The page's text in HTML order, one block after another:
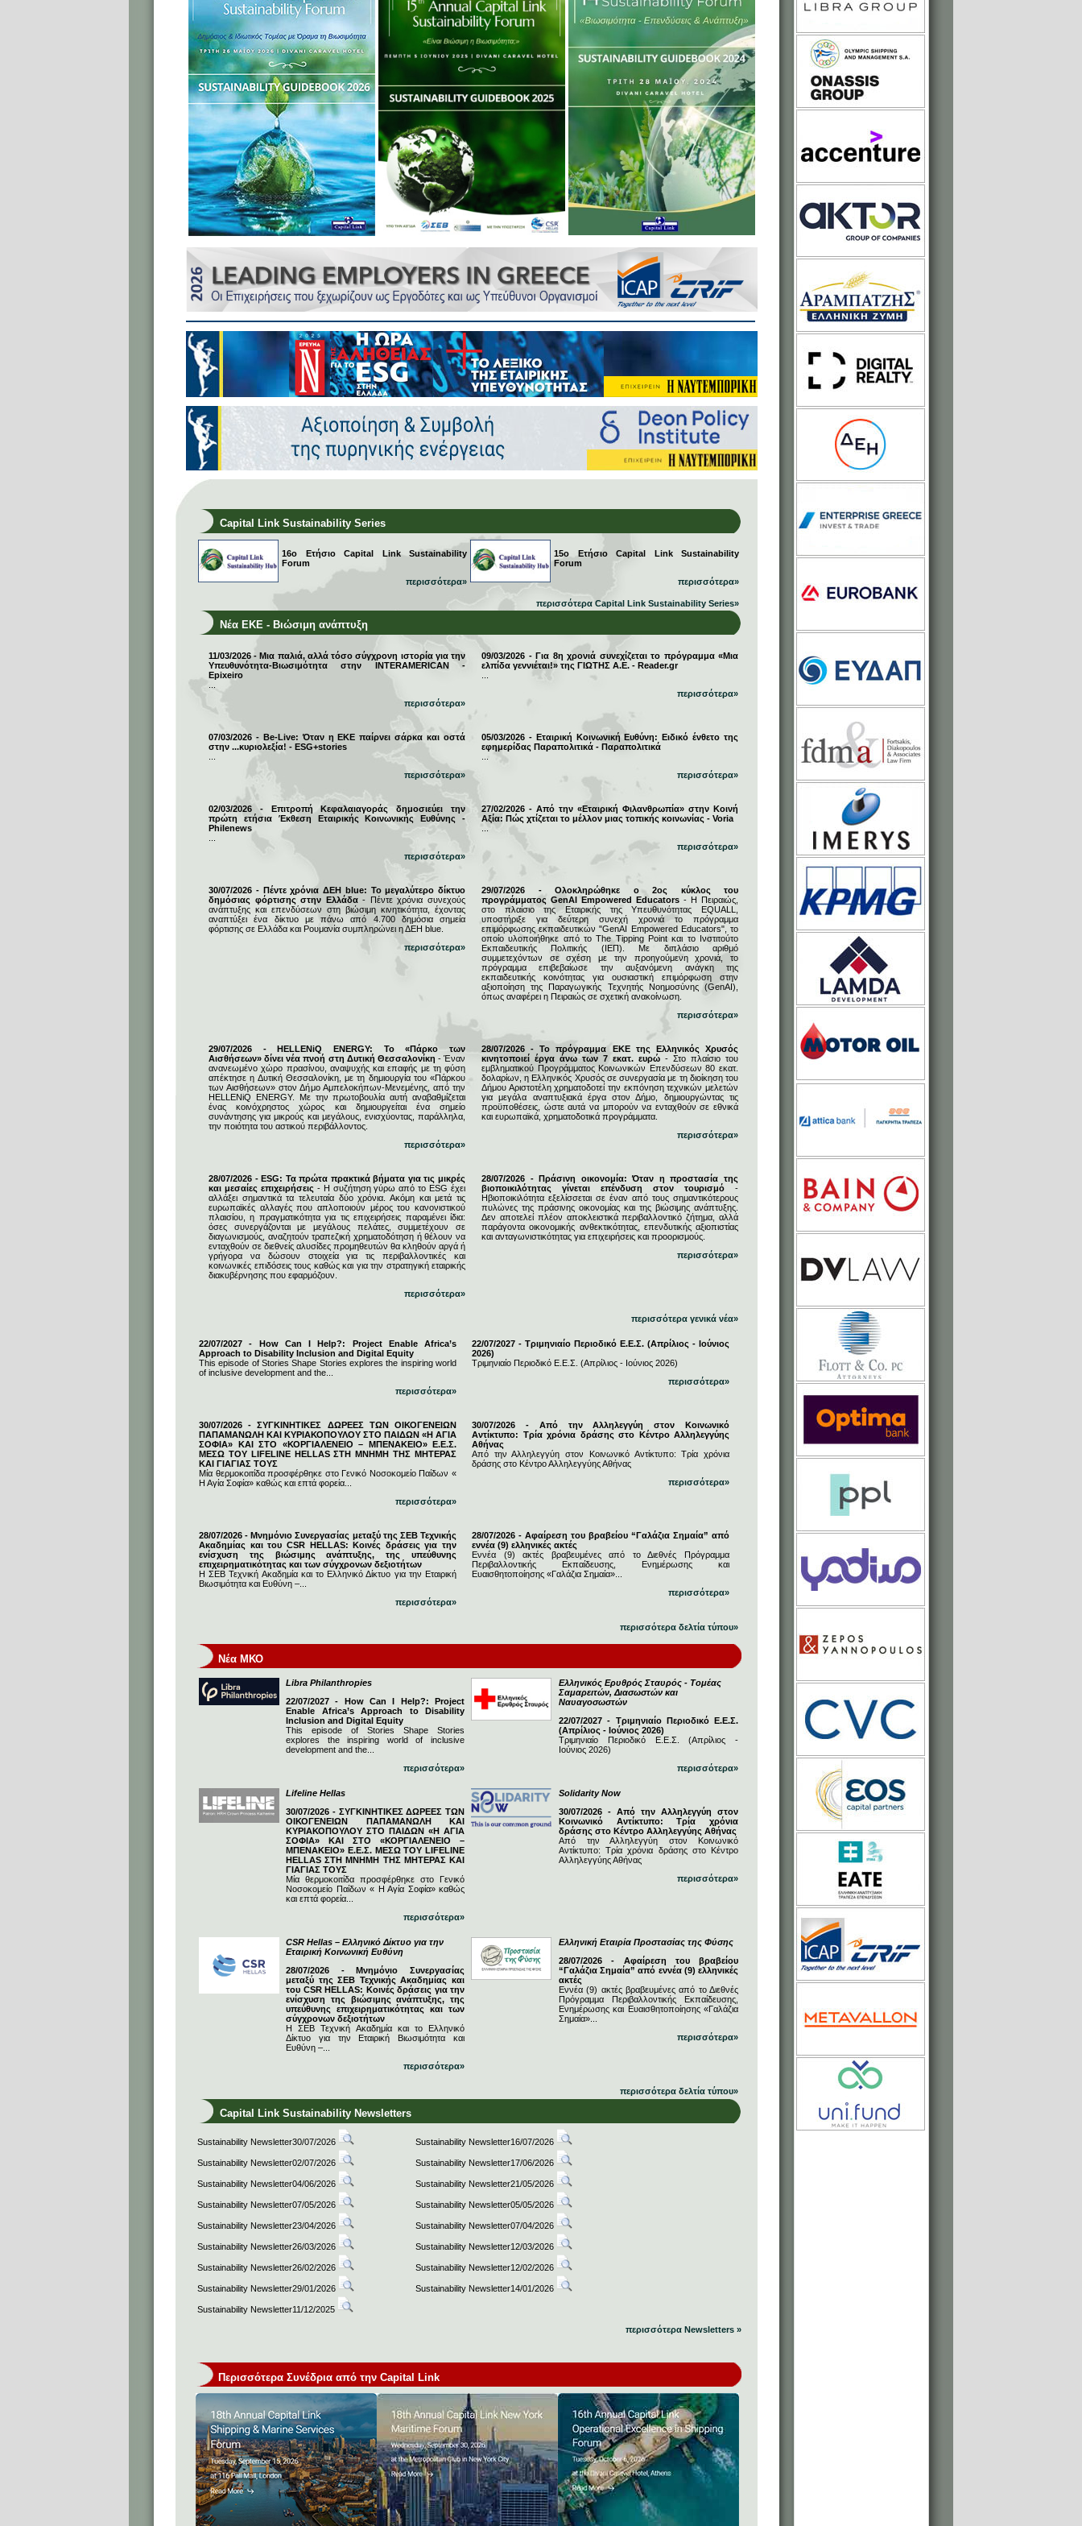
Capital Link Sustainability Series
16ο Ετήσιο Capital Link Sustainability
Forum
περισσότερα»
15ο Ετήσιο Capital Link Sustainability
Forum
περισσότερα»
περισσότερα Capital Link Sustainability Series»
Νέα ΕΚΕ - Βιώσιμη ανάπτυξη
11/03/2026 - Μια παλιά, αλλά τόσο σύγχρονη ιστορία για την
Υπευθυνότητα-Βιωσιμότητα στην INTERAMERICAN -
Epixeiro
περισσότερα»
09/03/2026 - Για 8η χρονιά συνεχίζεται το πρόγραμμα «Μια
ελπίδα γεννιέται!» της ΓΙΩΤΗΣ Α.Ε. - Reader.gr
περισσότερα»
07/03/2026 - Be-Live: Όταν η ΕΚΕ παίρνει σάρκα και οστά
στην ...κυριολεξία! - ESG+stories
περισσότερα»
05/03/2026 - Εταιρική Κοινωνική Ευθύνη: Ειδικό ένθετο της
εφημερίδας Παραπολιτικά - Παραπολιτικά
περισσότερα»
02/03/2026 - Επιτροπή Κεφαλαιαγοράς δημοσιεύει την
πρώτη ετήσια Έκθεση Εταιρικής Κοινωνικής Ευθύνης -
Philenews
περισσότερα»
27/02/2026 - Από την «Εταιρική Φιλανθρωπία» στην Κοινή
Αξία: Πώς χτίζεται το μέλλον μιας τοπικής κοινωνίας - Voria
περισσότερα»
30/07/2026 - Πέντε χρόνια ΔΕΗ blue: Το μεγαλύτερο δίκτυο
δημόσιας φόρτισης στην Ελλάδα- Πέντε χρόνια συνεχούς
ανάπτυξης και επενδύσεων στη βιώσιμη κινητικότητα, έχοντας
αναπτύξει ένα δίκτυο με πάνω από 4.700 δημόσια σημεία
φόρτισης σε Ελλάδα και Ρουμανία συμπληρώνει η ΔΕΗ blue.
περισσότερα»
29/07/2026 - Ολοκληρώθηκε ο 2ος κύκλος του
προγράμματος GenAI Empowered Educators - Η Πειραιώς,
στο πλαίσιο της Εταιρικής της Υπευθυνότητας EQUALL,
υποστήριξε για δεύτερη συνεχή χρονιά το πρόγραμμα
επιμόρφωσης εκπαιδευτικών "GenAI Empowered Educators", το
οποίο υλοποιήθηκε από το The Tipping Point και το Ινστιτούτο
Εκπαιδευτικής Πολιτικής (ΙΕΠ). Με διπλάσιο αριθμό
συμμετεχόντων σε σχέση με την προηγούμενη χρονιά, το
πρόγραμμα επιβεβαίωσε την αυξανόμενη ανάγκη της
εκπαιδευτικής κοινότητας για ουσιαστική επιμόρφωση στην
αξιοποίηση της Παραγωγικής Τεχνητής Νοημοσύνης (GenAI),
όπως αναφέρει η Πειραιώς σε σχετική ανακοίνωση.
περισσότερα»
29/07/2026 - HELLENiQ ENERGY: Το «Πάρκο των
Αισθήσεων» δίνει νέα πνοή στη Δυτική Θεσσαλονίκη - Έναν
ανανεωμένο χώρο πρασίνου, αναψυχής και επαφής με τη φύση
απέκτησε η Δυτική Θεσσαλονίκη, με τη δημιουργία του «Πάρκου
των Αισθήσεων» στον Δήμο Αμπελοκήπων-Μενεμένης, από την
HELLENiQ ENERGY. Με την πρωτοβουλία αυτή αναβαθμίζεται
ένας κοινόχρηστος χώρος και δημιουργείται ένα σημείο
συνάντησης για μικρούς και μεγάλους, ενισχύοντας, παράλληλα,
την ποιότητα του αστικού περιβάλλοντος.
περισσότερα»
28/07/2026 - Το πρόγραμμα ΕΚΕ της Ελληνικός Χρυσός
κινητοποιεί έργα άνω των 7 εκατ. ευρώ - Στο πλαίσιο του
εμβληματικού Προγράμματος Κοινωνικών Επενδύσεων 80 εκατ.
δολαρίων, η Ελληνικός Χρυσός σε συνεργασία με τη διοίκηση του
Δήμου Αριστοτέλη χρηματοδοτεί την εκπόνηση τεχνικών μελετών
για μεγάλα αναπτυξιακά έργα στον Δήμο, δημιουργώντας τις
προϋποθέσεις, ώστε αυτά να μπορούν να ενταχθούν σε εθνικά
και ευρωπαϊκά, χρηματοδοτικά προγράμματα.
περισσότερα»
28/07/2026 - ESG: Τα πρώτα πρακτικά βήματα για τις μικρές
και μεσαίες επιχειρήσεις - Η συζήτηση γύρω από το ESG έχει
αλλάξει σημαντικά τα τελευταία δύο χρόνια. Ακόμη και μετά τις
ευρωπαϊκές αλλαγές που απλοποιούν μέρος του κανονιστικού
πλαισίου, η πραγματικότητα για τις επιχειρήσεις παραμένει ίδια:
όσες συνεργάζονται με μεγάλους πελάτες, συμμετέχουν σε
διαγωνισμούς, αναζητούν τραπεζική χρηματοδότηση ή θέλουν να
ενταχθούν σε διεθνείς αλυσίδες προμηθευτών θα κληθούν αργά ή
γρήγορα να δώσουν στοιχεία για τις περιβαλλοντικές και
κοινωνικές επιδόσεις τους καθώς και για την στρατηγική εταιρικής
διακυβέρνησης που εφαρμόζουν.
περισσότερα»
28/07/2026 - Πράσινη οικονομία: Όταν η προστασία της
βιοποικιλότητας γίνεται επένδυση στον τουρισμό -
Ηβιοποικιλότητα εξελίσσεται σε έναν από τους σημαντικότερους
πυλώνες της πράσινης οικονομίας και της βιώσιμης ανάπτυξης.
Δεν αποτελεί πλέον αποκλειστικά περιβαλλοντικό ζήτημα, αλλά
παράγοντα οικονομικής ανθεκτικότητας, επενδυτικής αξιοπιστίας
και ανταγωνιστικότητας για επιχειρήσεις και προορισμούς.
περισσότερα»
περισσότερα γενικά νέα»
22/07/2027 - How Can I Help?: Project Enable Africa’s
Approach to Disability Inclusion and Digital Equity
This episode of Stories Shape Stories explores the inspiring world
of inclusive development and the...
περισσότερα»
22/07/2027 - Τριμηνιαίο Περιοδικό Ε.Ε.Σ. (Απρίλιος - Ιούνιος
2026)
Τριμηνιαίο Περιοδικό Ε.Ε.Σ. (Απρίλιος - Ιούνιος 2026)
περισσότερα»
30/07/2026 - ΣΥΓΚΙΝΗΤΙΚΕΣ ΔΩΡΕΕΣ ΤΩΝ ΟΙΚΟΓΕΝΕΙΩΝ
ΠΑΠΑΜΑΝΩΛΗ ΚΑΙ ΚΥΡΙΑΚΟΠΟΥΛΟΥ ΣΤΟ ΠΑΙΔΩΝ «Η ΑΓΙΑ
ΣΟΦΙΑ» ΚΑΙ ΣΤΟ «ΚΟΡΓΙΑΛΕΝΕΙΟ – ΜΠΕΝΑΚΕΙΟ» Ε.Ε.Σ.
ΜΕΣΩ ΤΟΥ LIFELINE HELLAS ΣΤΗ ΜΝΗΜΗ ΤΗΣ ΜΗΤΕΡΑΣ
ΚΑΙ ΓΙΑΓΙΑΣ ΤΟΥΣ
Μία θερμοκοιτίδα προσφέρθηκε στο Γενικό Νοσοκομείο Παίδων «
Η Αγία Σοφία» καθώς και επτά φορεία...
περισσότερα»
30/07/2026 - Από την Αλληλεγγύη στον Κοινωνικό
Αντίκτυπο: Τρία χρόνια δράσης στο Κέντρο Αλληλεγγύης
Αθήνας
Από την Αλληλεγγύη στον Κοινωνικό Αντίκτυπο: Τρία χρόνια
δράσης στο Κέντρο Αλληλεγγύης Αθήνας
περισσότερα»
28/07/2026 - Μνημόνιο Συνεργασίας μεταξύ της ΣΕΒ Τεχνικής
Ακαδημίας και του CSR HELLAS: Κοινές δράσεις για την
ενίσχυση της βιώσιμης ανάπτυξης, της υπεύθυνης
επιχειρηματικότητας και των σύγχρονων δεξιοτήτων
Η ΣΕΒ Τεχνική Ακαδημία και το Ελληνικό Δίκτυο για την Εταιρική
Βιωσιμότητα και Ευθύνη –...
περισσότερα»
28/07/2026 - Αφαίρεση του βραβείου “Γαλάζια Σημαία” από
εννέα (9) ελληνικές ακτές
Εννέα (9) ακτές βραβευμένες από το Διεθνές Πρόγραμμα
Περιβαλλοντικής Εκπαίδευσης, Ενημέρωσης και
Ευαισθητοποίησης «Γαλάζια Σημαία»...
περισσότερα»
περισσότερα δελτία τύπου»
Νέα ΜΚΟ
Libra Philanthropies
22/07/2027 - How Can I Help?: Project
Enable Africa’s Approach to Disability
Inclusion and Digital Equity
This episode of Stories Shape Stories
explores the inspiring world of inclusive
development and the...
περισσότερα»
Ελληνικός Ερυθρός Σταυρός - Τομέας
Σαμαρειτών, Διασωστών και
Ναυαγοσωστών
22/07/2027 - Τριμηνιαίο Περιοδικό Ε.Ε.Σ.
(Απρίλιος - Ιούνιος 2026)
Τριμηνιαίο Περιοδικό Ε.Ε.Σ. (Απρίλιος -
Ιούνιος 2026)
περισσότερα»
Lifeline Hellas
30/07/2026 - ΣΥΓΚΙΝΗΤΙΚΕΣ ΔΩΡΕΕΣ ΤΩΝ
ΟΙΚΟΓΕΝΕΙΩΝ ΠΑΠΑΜΑΝΩΛΗ ΚΑΙ
ΚΥΡΙΑΚΟΠΟΥΛΟΥ ΣΤΟ ΠΑΙΔΩΝ «Η ΑΓΙΑ
ΣΟΦΙΑ» ΚΑΙ ΣΤΟ «ΚΟΡΓΙΑΛΕΝΕΙΟ –
ΜΠΕΝΑΚΕΙΟ» Ε.Ε.Σ. ΜΕΣΩ ΤΟΥ LIFELINE
HELLAS ΣΤΗ ΜΝΗΜΗ ΤΗΣ ΜΗΤΕΡΑΣ ΚΑΙ
ΓΙΑΓΙΑΣ ΤΟΥΣ
Μία θερμοκοιτίδα προσφέρθηκε στο Γενικό
Νοσοκομείο Παίδων « Η Αγία Σοφία» καθώς
και επτά φορεία...
περισσότερα»
Solidarity Now
30/07/2026 - Από την Αλληλεγγύη στον
Κοινωνικό Αντίκτυπο: Τρία χρόνια
δράσης στο Κέντρο Αλληλεγγύης Αθήνας
Από την Αλληλεγγύη στον Κοινωνικό
Αντίκτυπο: Τρία χρόνια δράσης στο Κέντρο
Αλληλεγγύης Αθήνας
περισσότερα»
CSR Hellas – Ελληνικό Δίκτυο για την
Εταιρική Κοινωνική Ευθύνη
28/07/2026 - Μνημόνιο Συνεργασίας
μεταξύ της ΣΕΒ Τεχνικής Ακαδημίας και
του CSR HELLAS: Κοινές δράσεις για την
ενίσχυση της βιώσιμης ανάπτυξης, της
υπεύθυνης επιχειρηματικότητας και των
σύγχρονων δεξιοτήτων
Η ΣΕΒ Τεχνική Ακαδημία και το Ελληνικό
Δίκτυο για την Εταιρική Βιωσιμότητα και
Ευθύνη –...
περισσότερα»
Ελληνική Εταιρία Προστασίας της Φύσης
28/07/2026 - Αφαίρεση του βραβείου
“Γαλάζια Σημαία” από εννέα (9) ελληνικές
ακτές
Εννέα (9) ακτές βραβευμένες από το Διεθνές
Πρόγραμμα Περιβαλλοντικής Εκπαίδευσης,
Ενημέρωσης και Ευαισθητοποίησης «Γαλάζια
Σημαία»...
περισσότερα»
περισσότερα δελτία τύπου»
Capital Link Sustainability Newsletters
Sustainability Newsletter30/07/2026 Sustainability Newsletter16/07/2026
Sustainability Newsletter02/07/2026 Sustainability Newsletter17/06/2026
Sustainability Newsletter04/06/2026 Sustainability Newsletter21/05/2026
Sustainability Newsletter07/05/2026 Sustainability Newsletter05/05/2026
Sustainability Newsletter23/04/2026 Sustainability Newsletter07/04/2026
Sustainability Newsletter26/03/2026 Sustainability Newsletter12/03/2026
Sustainability Newsletter26/02/2026 Sustainability Newsletter12/02/2026
Sustainability Newsletter29/01/2026 Sustainability Newsletter14/01/2026
Sustainability Newsletter11/12/2025
περισσότερα Newsletters »
Περισσότερα Συνέδρια από την Capital Link